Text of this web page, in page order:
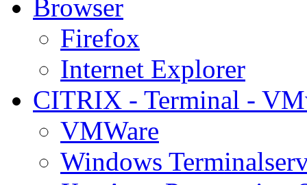
Browser
Firefox
Internet Explorer
CITRIX - Terminal -
VMWare
Windows